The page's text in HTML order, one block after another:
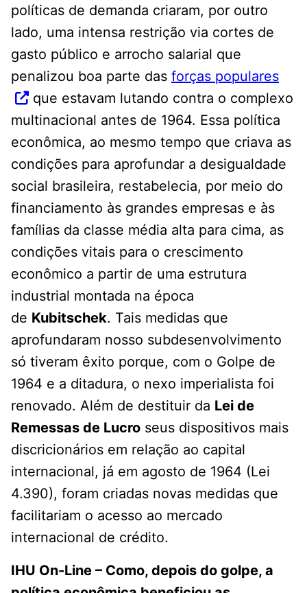
políticas de demanda criaram, por outro
lado, uma intensa restrição via cortes de
gasto público e arrocho salarial que
penalizou boa parte das forças populares
que estavam lutando contra o complexo
multinacional antes de 1964. Essa política
econômica, ao mesmo tempo que criava as
condições para aprofundar a desigualdade
social brasileira, restabelecia, por meio do
financiamento às grandes empresas e às
famílias da classe média alta para cima, as
condições vitais para o crescimento
econômico a partir de uma estrutura
industrial montada na época
de Kubitschek. Tais medidas que
aprofundaram nosso subdesenvolvimento
só tiveram êxito porque, com o Golpe de
1964 e a ditadura, o nexo imperialista foi
renovado. Além de destituir da Lei de
Remessas de Lucro seus dispositivos mais
discricionários em relação ao capital
internacional, já em agosto de 1964 (Lei
4.390), foram criadas novas medidas que
facilitariam o acesso ao mercado
internacional de crédito.
IHU On-Line – Como, depois do golpe, a